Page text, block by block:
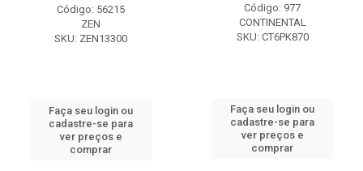
Código: 56215
ZEN
SKU: ZEN13300
Faça seu login ou
cadastre-se para
ver preços e
comprar
Código: 977
CONTINENTAL
SKU: CT6PK870
Faça seu login ou
cadastre-se para
ver preços e
comprar